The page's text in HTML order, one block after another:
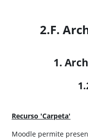
2.F.
1.
Recurso 'Carpeta'
Moodle permite